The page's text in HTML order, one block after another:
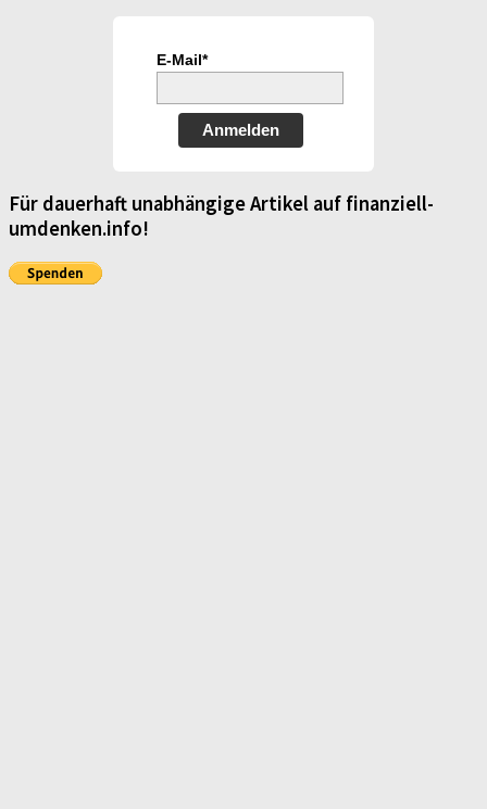
E-Mail*
Anmelden
Für dauerhaft unabhängige Artikel auf finanziell-
umdenken.info!